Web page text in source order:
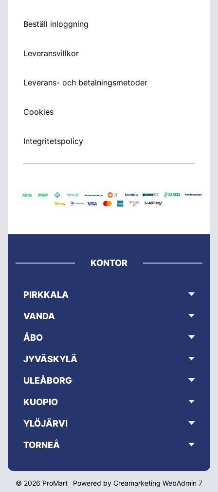
Beställ inloggning
Leveransvillkor
Leverans- och betalningsmetoder
Cookies
Integritetspolicy
KONTOR
PIRKKALA
VANDA
ÅBO
JYVÄSKYLÄ
ULEÅBORG
KUOPIO
YLÖJÄRVI
TORNEÅ
© 2026 ProMart Powered by Creamarketing WebAdmin 7